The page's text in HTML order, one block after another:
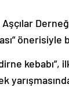
önerisiyle
kebabı”,